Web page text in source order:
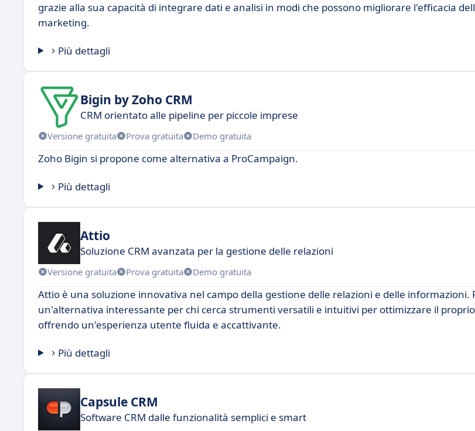
grazie alla sua capacità di integrare dati e analisi in modi che possono migliorare l'efficacia
marketing.
Più dettagli
Bigin by Zoho CRM
CRM orientato alle pipeline per piccole imprese
Versione gratuita Prova gratuita Demo gratuita
Zoho Bigin si propone come alternativa a ProCampaign.
Più dettagli
Attio
Soluzione CRM avanzata per la gestione delle relazioni
Versione gratuita Prova gratuita Demo gratuita
Attio è una soluzione innovativa nel campo della gestione delle relazioni e delle informazioni.
un'alternativa interessante per chi cerca strumenti versatili e intuitivi per ottimizzare il
offrendo un'esperienza utente fluida e accattivante.
Più dettagli
Capsule CRM
Software CRM dalle funzionalità semplici e smart